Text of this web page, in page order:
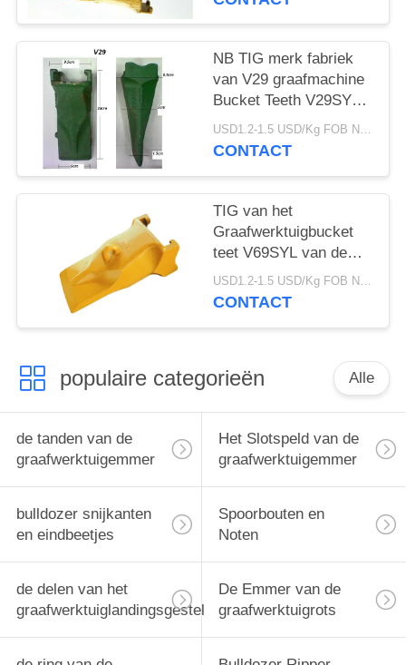
NB TIG merk fabriek
van V29 graafmachine
Bucket Teeth V29SYL
En Adapter, Rock Teeth
Voor graafmachine
USD1.2-1.5 USD/Kg FOB Ningbo MOQ:2 ton
CONTACT
TIG van het
Graafwerktuigbucket
teet V69SYL van de
merkfabriek V69 het
Duurzame Materiële
USD1.2-1.5 USD/Kg FOB Ningbo MOQ:2 ton
CONTACT
populaire categorieën Alle
de tanden van de
graafwerktuigemmer
Het Slotspeld van de
graafwerktuigemmer
bulldozer snijkanten
en eindbeetjes
Spoorbouten en
Noten
de delen van het
graafwerktuiglandingsgestel
De Emmer van de
graafwerktuigrots